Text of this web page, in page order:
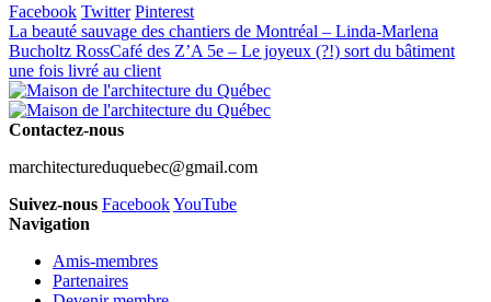
Facebook Twitter Pinterest
La beauté sauvage des chantiers de Montréal – Linda-Marlena
Bucholtz RossCafé des Z’A 5e – Le joyeux (?!) sort du bâtiment
une fois livré au client
Contactez-nous
marchitectureduquebec@gmail.com
Suivez-nous FacebookYouTube
Navigation
Amis-membres
Partenaires